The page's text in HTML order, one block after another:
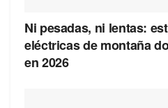
Ni pesadas, ni lentas:
eléctricas de montaña
en 2026